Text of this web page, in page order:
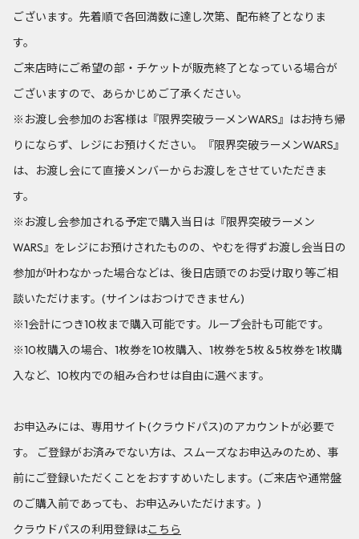
ございます。先着順で各回満数に達し次第、配布終了となりま
す。
ご来店時にご希望の部・チケットが販売終了となっている場合が
ございますので、あらかじめご了承ください。
※お渡し会参加のお客様は『限界突破ラーメンWARS』はお持ち帰
りにならず、レジにお預けください。『限界突破ラーメンWARS』
は、お渡し会にて直接メンバーからお渡しをさせていただきま
す。
※お渡し会参加される予定で購入当日は『限界突破ラーメン
WARS』をレジにお預けされたものの、やむを得ずお渡し会当日の
参加が叶わなかった場合などは、後日店頭でのお受け取り等ご相
談いただけます。(サインはおつけできません)
※1会計につき10枚まで購入可能です。ループ会計も可能です。
※10枚購入の場合、1枚券を10枚購入、1枚券を5枚＆5枚券を1枚購
入など、10枚内での組み合わせは自由に選べます。
お申込みには、専用サイト(クラウドパス)のアカウントが必要で
す。 ご登録がお済みでない方は、スムーズなお申込みのため、事
前にご登録いただくことをおすすめいたします。(ご来店や通常盤
のご購入前であっても、お申込みいただけます。)
クラウドパスの利用登録は​​こちら